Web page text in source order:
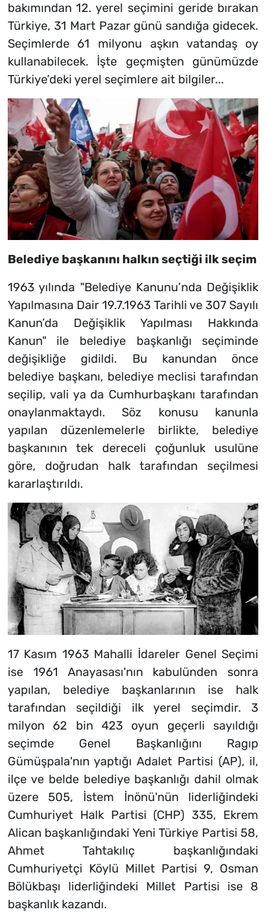
bakımından 12. yerel seçimini geride bırakan
Türkiye, 31 Mart Pazar günü sandığa gidecek.
Seçimlerde 61 milyonu aşkın vatandaş oy
kullanabilecek. İşte geçmişten günümüzde
Türkiye’deki yerel seçimlere ait bilgiler...
Belediye başkanını halkın seçtiği ilk seçim
1963 yılında "Belediye Kanunu’nda Değişiklik
Yapılmasına Dair 19.7.1963 Tarihli ve 307 Sayılı
Kanun’da Değişiklik Yapılması Hakkında
Kanun" ile belediye başkanlığı seçiminde
değişikliğe gidildi. Bu kanundan önce
belediye başkanı, belediye meclisi tarafından
seçilip, vali ya da Cumhurbaşkanı tarafından
onaylanmaktaydı. Söz konusu kanunla
yapılan düzenlemelerle birlikte, belediye
başkanının tek dereceli çoğunluk usulüne
göre, doğrudan halk tarafından seçilmesi
kararlaştırıldı.
17 Kasım 1963 Mahalli İdareler Genel Seçimi
ise 1961 Anayasası'nın kabulünden sonra
yapılan, belediye başkanlarının ise halk
tarafından seçildiği ilk yerel seçimdir. 3
milyon 62 bin 423 oyun geçerli sayıldığı
seçimde Genel Başkanlığını Ragıp
Gümüşpala'nın yaptığı Adalet Partisi (AP), il,
ilçe ve belde belediye başkanlığı dahil olmak
üzere 505, İstem İnönü'nün liderliğindeki
Cumhuriyet Halk Partisi (CHP) 335, Ekrem
Alican başkanlığındaki Yeni Türkiye Partisi 58,
Ahmet Tahtakılıç başkanlığındaki
Cumhuriyetçi Köylü Millet Partisi 9, Osman
Bölükbaşı liderliğindeki Millet Partisi ise 8
başkanlık kazandı.